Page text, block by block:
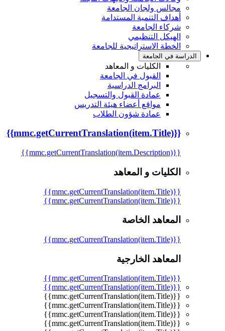
مجالس ولجان الجامعة
أهداف التنمية المستدامة
شركاء الجامعة
الهيكل التنظيمي
الخطة الاستراتيجية للجامعة
الدراسة في الجامعة
الكليات و المعاهد
القبول في الجامعة
البرامج الدراسية
عمادة القبول والتسجيل
مواقع أعضاء هيئة التدريس
عمادة شؤون الطلاب
{{mmc.getCurrentTranslation(item.Title)}}
{{mmc.getCurrentTranslation(item.Description)}}
الكليات و المعاهد
{{mmc.getCurrentTranslation(item.Title)}}
{{mmc.getCurrentTranslation(item.Title)}}
المعاهد الخاصة
{{mmc.getCurrentTranslation(item.Title)}}
المعاهد الخارجية
{{mmc.getCurrentTranslation(item.Title)}}
{{mmc.getCurrentTranslation(item.Title)}}
{{mmc.getCurrentTranslation(item.Title)}}
{{mmc.getCurrentTranslation(item.Title)}}
{{mmc.getCurrentTranslation(item.Title)}}
{{mmc.getCurrentTranslation(item.Title)}}